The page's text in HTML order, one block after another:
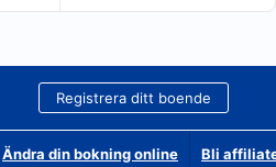
Registrera ditt boende
Ändra din bokning online Bli